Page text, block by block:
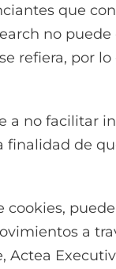
que
no
refiera, por
a no facilitar
finalidad de
cookies,
a